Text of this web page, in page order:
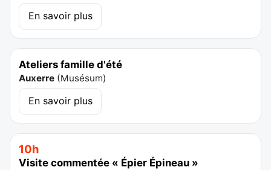
En savoir plus
Ateliers famille d'été
Auxerre (Musésum)
En savoir plus
10h
Visite commentée « Épier Épineau »